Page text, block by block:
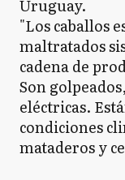
Uruguay.
"Los caballos
maltratados
cadena de
Son
eléctricas.
condiciones
mataderos y